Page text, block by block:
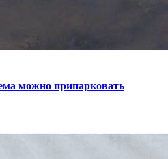
можно припарковать